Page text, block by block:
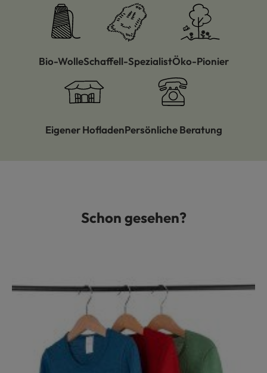
Bio-WolleSchaffell-SpezialistÖko-Pionier
Eigener HofladenPersönliche Beratung
Produktgalerie überspringenSchon gesehen?